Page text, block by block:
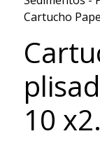
Cartucho
10